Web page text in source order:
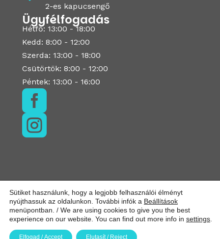
2-es kapucsengő
Ügyfélfogadás
Hétfő: 13:00 - 18:00
Kedd: 8:00 - 12:00
Szerda: 13:00 - 18:00
Csütörtök: 8:00 - 12:00
Péntek: 13:00 - 16:00


Sütiket használunk, hogy a legjobb felhasználói élményt
nyújthassuk az oldalunkon. További infók a Beállítások
menüpontban. / We are using cookies to give you the best
experience on our website. You can find out more info in settings
Elfogad / Accept Elutasít / Reject